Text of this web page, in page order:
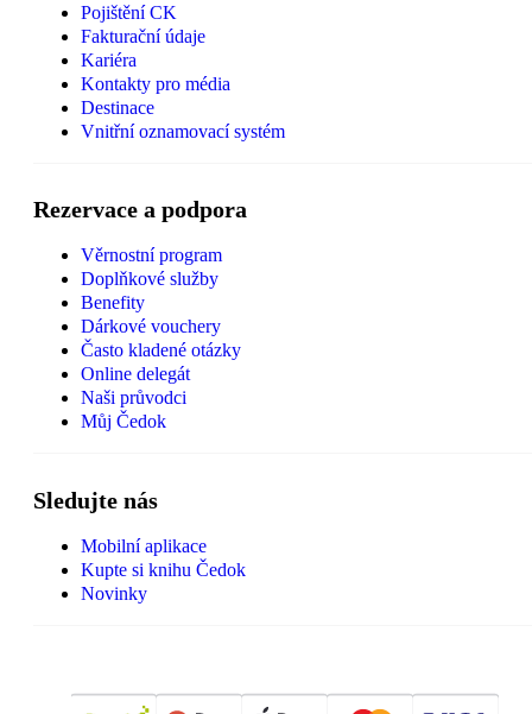
Pojištění CK
Fakturační údaje
Kariéra
Kontakty pro média
Destinace
Vnitřní oznamovací systém
Rezervace a podpora
Věrnostní program
Doplňkové služby
Benefity
Dárkové vouchery
Často kladené otázky
Online delegát
Naši průvodci
Můj Čedok
Sledujte nás
Mobilní aplikace
Kupte si knihu Čedok
Novinky